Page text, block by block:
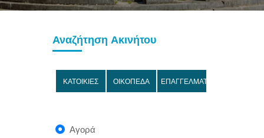
Αναζήτηση Ακινήτου
ΚΑΤΟΙΚΙΕΣ ΟΙΚΟΠΕΔΑ ΕΠΑΓΓΕΛΜΑΤΙΚΑ
Αγορά